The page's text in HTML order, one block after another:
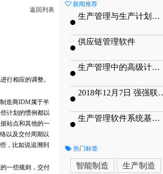
返回列表
行相应的调整。
造商IDM属于半
计划的惯例都以
站点和其他的一
以及交付周期以
，比如说追溯到
一些规则，交付
新闻推荐
生产管理与生产计划的目标
供应链管理软件
生产管理中的高级计划与排程优化
2018年12月7日 强强联手，共同推进电子器件领域APS
生产管理软件系统基于信息化的解决方案
热门标签
智能制造 生产制造